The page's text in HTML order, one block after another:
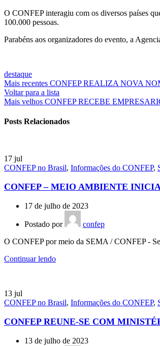
FÓRUM
ÁGUA
DF
O CONFEP interagiu com os diversos países
100.000 pessoas.
Parabéns aos organizadores do evento, a
destaque
Mais recentes CONFEP REALIZA NOVA
Voltar para a lista
Mais velhos CONFEP RECEBE
Posts Relacionados
17 jul
CONFEP no Brasil, Informações do CONFEP,
CONFEP – MEIO AMBIENTE
17 de julho de 2023
Postado por
confep
O CONFEP por meio da SEMA / CONFEP -
Continuar lendo
13 jul
CONFEP no Brasil, Informações do CONFEP,
CONFEP REUNE-SE COM
13 de julho de 2023